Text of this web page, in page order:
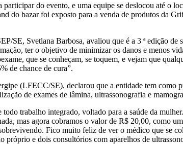
do evento, e uma equipe se deslocou até o
do bazar foi exposto para a venda de produtos da
SE, Svetlana Barbosa, avaliou que é a 3 ª edição
ter o objetivo de minimizar os danos e menos
que se conheçam, se toquem, e vejam que
de chance de cura”.
(LFECC/SE), declarou que a entidade tem como
de exames de lâmina, ultrassonografia e
trabalho integrado, voltado para a saúde da
mas agora cobramos o valor de R$ 20,00, como
Fico muito feliz de ver o médico que se
e dois consultórios com aparelhos de